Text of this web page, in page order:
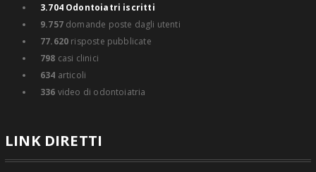
3.704Odontoiatri iscritti
9.757domande poste dagli utenti
77.620 risposte pubblicate
798 casi clinici
634 articoli
336 video di odontoiatria
LINK DIRETTI